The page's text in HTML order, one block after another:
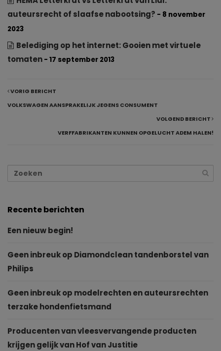
auteursrecht of slaafse nabootsing? - 8 november
2023
Belediging op het internet: Gooien met virtuele
tomaten - 17 september 2013
VORIG BERICHT
VOLKSWAGEN AANSPRAKELIJK JEGENS CONSUMENT
VOLGEND BERICHT
VERFFABRIKANTEN KUNNEN OPGELUCHT ADEM HALEN!
Recente berichten
Een nieuw begin!
Geen inbreuk op Diamondclean tandenborstel van
Philips
Geen inbreuk op modelrechten en auteursrechten
terzake hondenfietsmand
Producenten van vleesvervangende producten
krijgen gelijk van Hof van Justitie